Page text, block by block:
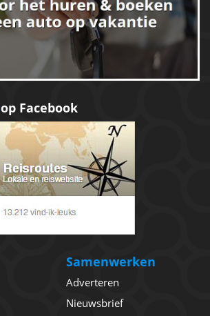
op Facebook
Samenwerken
Adverteren
Nieuwsbrief